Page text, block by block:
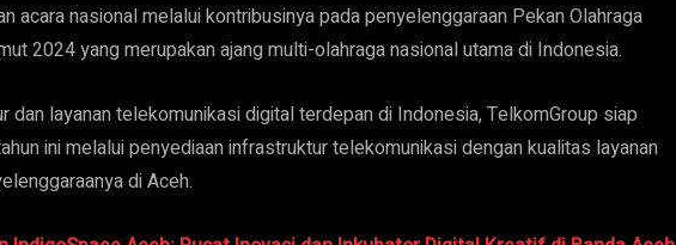
acara nasional melalui kontribusinya pada penyelenggaraan Pekan Olahraga
2024 yang merupakan ajang multi-olahraga nasional utama di Indonesia.
dan layanan telekomunikasi digital terdepan di Indonesia, TelkomGroup siap
ini melalui penyediaan infrastruktur telekomunikasi dengan kualitas layanan
di Aceh.